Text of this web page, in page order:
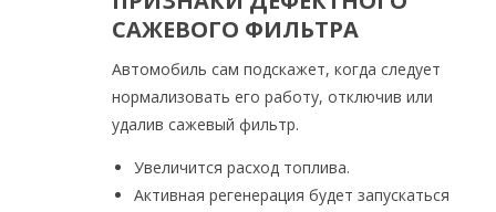
САЖЕВОГО ФИЛЬТРА
Автомобиль сам подскажет, когда следует
нормализовать его работу, отключив или
удалив сажевый фильтр.
Увеличится расход топлива.
Активная регенерация будет запускаться